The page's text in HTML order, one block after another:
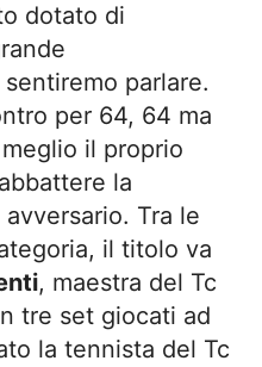
dotato di
parlare.
per 64, 64 ma
il proprio
la
Tra le
il titolo va
, maestra del Tc
tre set giocati ad
la tennista del Tc